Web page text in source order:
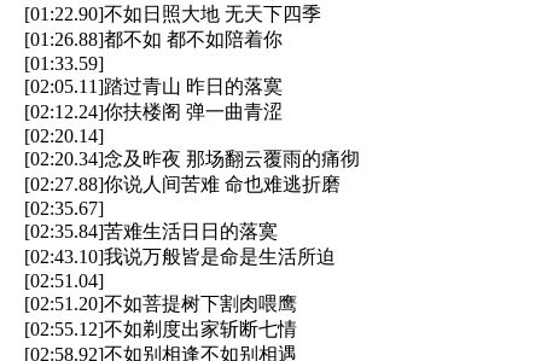
[01:22.90]不如日照大地 无天下四季
[01:26.88]都不如 都不如陪着你
[01:33.59]
[02:05.11]踏过青山 昨日的落寞
[02:12.24]你扶楼阁 弹一曲青涩
[02:20.14]
[02:20.34]念及昨夜 那场翻云覆雨的痛彻
[02:27.88]你说人间苦难 命也难逃折磨
[02:35.67]
[02:35.84]苦难生活日日的落寞
[02:43.10]我说万般皆是命是生活所迫
[02:51.04]
[02:51.20]不如菩提树下割肉喂鹰
[02:55.12]不如剃度出家斩断七情
[02:58.92]不如别相逢不如别相遇